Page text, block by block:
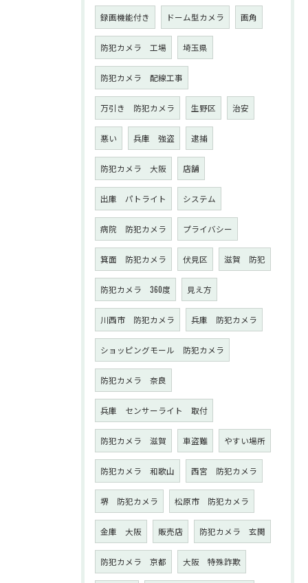
録画機能付き ドーム型カメラ 画角
防犯カメラ 工場 埼玉県
防犯カメラ 配線工事
万引き 防犯カメラ 生野区 治安
悪い 兵庫 強盗 逮捕
防犯カメラ 大阪 店舗
出庫 パトライト システム
病院 防犯カメラ プライバシー
箕面 防犯カメラ 伏見区 滋賀 防犯
防犯カメラ 360度 見え方
川西市 防犯カメラ 兵庫 防犯カメラ
ショッピングモール 防犯カメラ
防犯カメラ 奈良
兵庫 センサーライト 取付
防犯カメラ 滋賀 車盗難 やすい場所
防犯カメラ 和歌山 西宮 防犯カメラ
堺 防犯カメラ 松原市 防犯カメラ
金庫 大阪 販売店 防犯カメラ 玄関
防犯カメラ 京都 大阪 特殊詐欺